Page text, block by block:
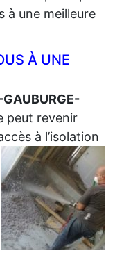
à une meilleure
À UNE
peut revenir
à l’isolation